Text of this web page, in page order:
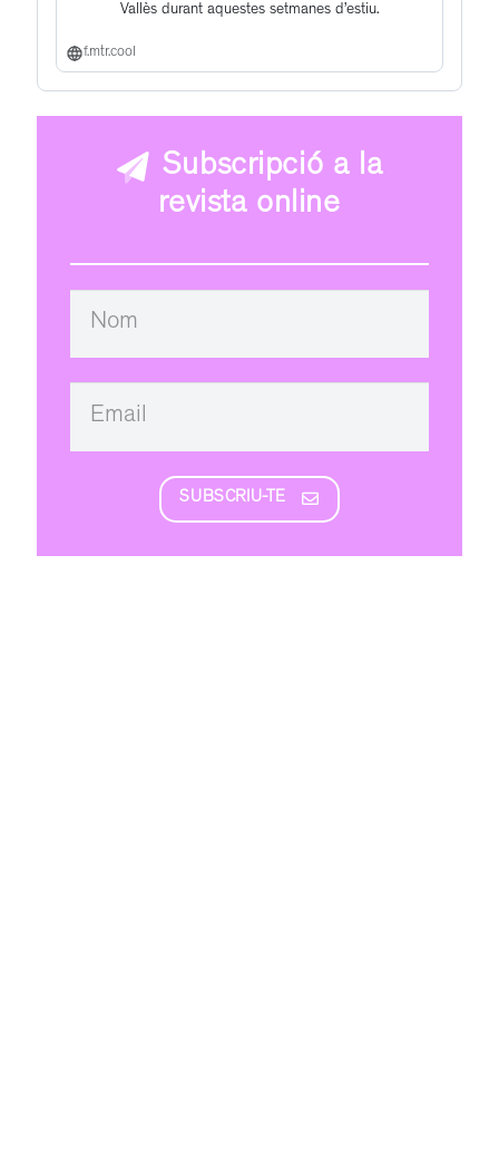
Vallès durant aquestes setmanes d’estiu.
f.mtr.cool
Subscripció a la
revista online
SUBSCRIU-TE